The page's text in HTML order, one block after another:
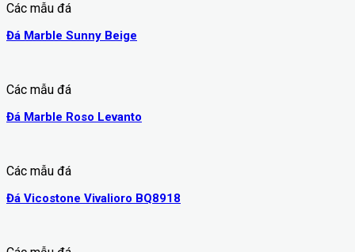
Các mẫu đá
Đá Marble Sunny Beige
Các mẫu đá
Đá Marble Roso Levanto
Các mẫu đá
Đá Vicostone Vivalioro BQ8918